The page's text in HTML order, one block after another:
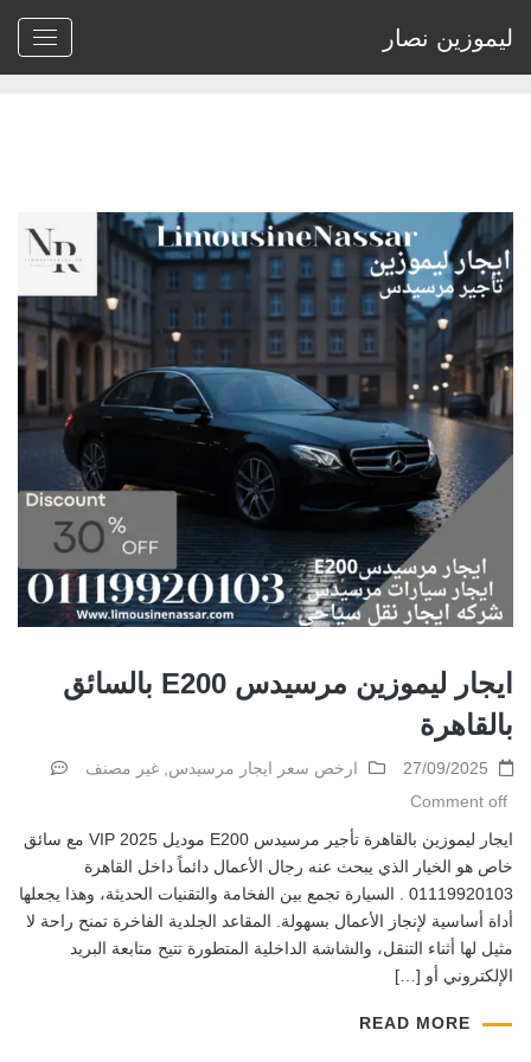
ليموزين نصار
Home
> Archive by tag حجز مرسيدس ليموزين القاهرة"
ايجار ليموزين مرسيدس E200 بالسائق
بالقاهرة
27/09/2025 ارخص سعر ايجار مرسيدس, غير مصنف
Comment off
ايجار ليموزين بالقاهرة تأجير مرسيدس E200 موديل 2025 VIP مع سائق
خاص هو الخيار الذي يبحث عنه رجال الأعمال دائماً داخل القاهرة
01119920103 . السيارة تجمع بين الفخامة والتقنيات الحديثة، وهذا يجعلها
أداة أساسية لإنجاز الأعمال بسهولة. المقاعد الجلدية الفاخرة تمنح راحة لا
مثيل لها أثناء التنقل، والشاشة الداخلية المتطورة تتيح متابعة البريد
الإلكتروني أو […]
READ MORE